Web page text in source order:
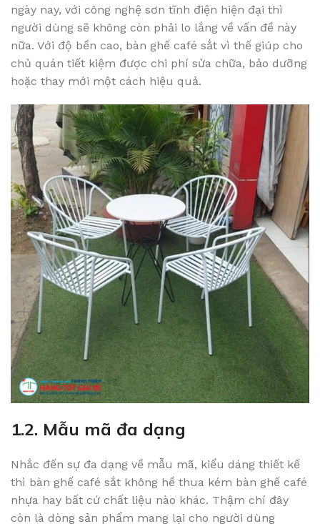
ngày nay, với công nghệ sơn tĩnh điện hiện đại thì
người dùng sẽ không còn phải lo lắng về vấn đề này
nữa. Với độ bền cao, bàn ghế café sắt vì thế giúp cho
chủ quán tiết kiệm được chi phí sửa chữa, bảo dưỡng
hoặc thay mới một cách hiệu quả.
1.2. Mẫu mã đa dạng
Nhắc đến sự đa dạng về mẫu mã, kiểu dáng thiết kế
thì bàn ghế café sắt không hề thua kém bàn ghế café
nhựa hay bất cứ chất liệu nào khác. Thậm chí đây
còn là dòng sản phẩm mang lại cho người dùng